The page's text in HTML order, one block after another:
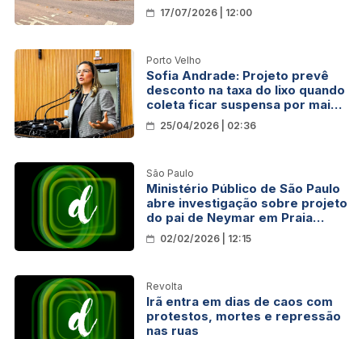
17/07/2026 | 12:00
Porto Velho
Sofia Andrade: Projeto prevê
desconto na taxa do lixo quando
coleta ficar suspensa por mais
de sete dias em Porto Velho
25/04/2026 | 02:36
São Paulo
Ministério Público de São Paulo
abre investigação sobre projeto
do pai de Neymar em Praia
Grande
02/02/2026 | 12:15
Revolta
Irã entra em dias de caos com
protestos, mortes e repressão
nas ruas